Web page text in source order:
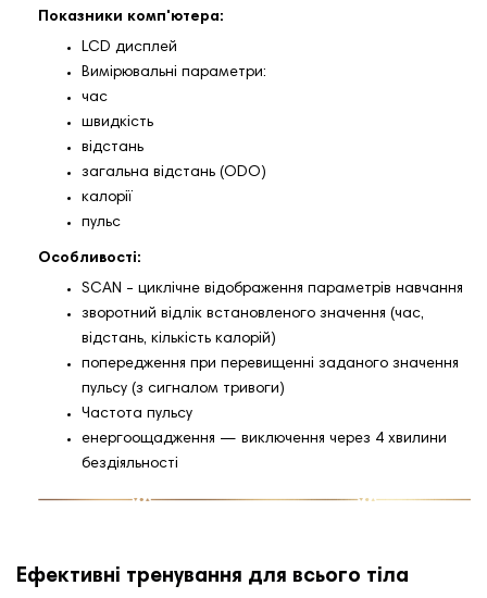
Показники комп'ютера:
LCD дисплей
Вимірювальні параметри:
час
швидкість
відстань
загальна відстань (ODO)
калорії
пульс
Особливості:
SCAN - циклічне відображення параметрів навчання
зворотний відлік встановленого значення (час,
відстань, кількість калорій)
попередження при перевищенні заданого значення
пульсу (з сигналом тривоги)
Частота пульсу
енергоощадження — виключення через 4 хвилини
бездіяльності
Ефективні тренування для всього тіла